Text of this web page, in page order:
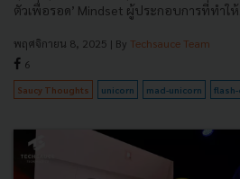
ตัวเพื่อรอด’ Mindset ผู้ประกอบการที่ทำให้...
พฤศจิกายน 8, 2025 | By Techsauce Team
6
Saucy Thoughts unicorn mad-unicorn